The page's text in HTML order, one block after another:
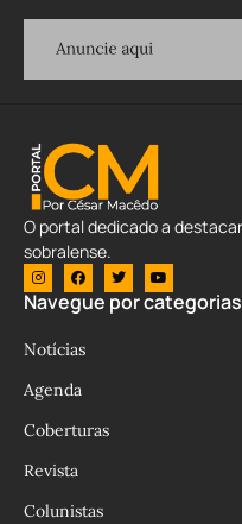
O portal dedicado a
sobralense.
Navegue por categorias
Notícias
Agenda
Coberturas
Revista
Colunistas